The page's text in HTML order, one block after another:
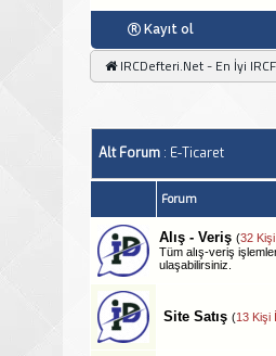
Kayıt ol
IRCDefteri.Net - En İyi
Alt Forum : E-Ticaret
Forum
Alış - Veriş (32
Tüm alış-veriş
ulaşabilirsiniz.
Site Satış (13 Kişi